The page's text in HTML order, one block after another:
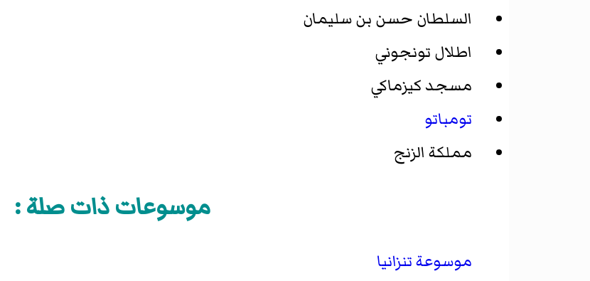
السلطان حسن بن سليمان
اطلال تونجوني
مسجد كيزماكي
تومباتو
مملكة الزنج
موسوعات ذات صلة :
موسوعة تنزانيا